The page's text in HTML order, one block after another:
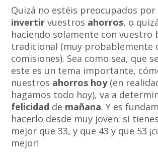
Quizá no estéis preocupados por
invertir vuestros ahorros, o
haciendo solamente con vuestro
tradicional (muy probablemente
comisiones). Sea como sea, que
este es un tema importante,
nuestros ahorros hoy(en
hagamos todo hoy), va a
felicidad de mañana. Y es
hacerlo desde muy joven: si
mejor que 33, y que 43 y que 53
mejor!